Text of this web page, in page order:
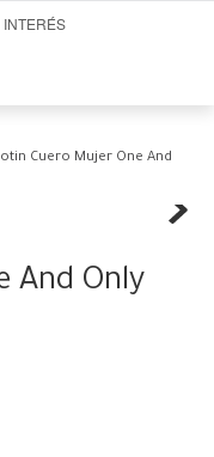
Cuero Mujer One And
And Only